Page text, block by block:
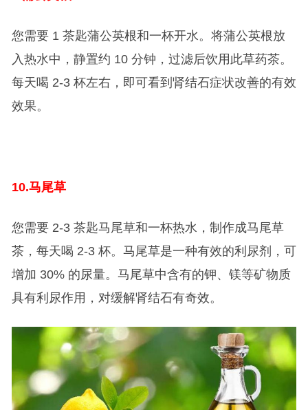
您需要 1 茶匙蒲公英根和一杯开水。将蒲公英根放
入热水中，静置约 10 分钟，过滤后饮用此草药茶。
每天喝 2-3 杯左右，即可看到肾结石症状改善的有效
效果。
10.马尾草
您需要 2-3 茶匙马尾草和一杯热水，制作成马尾草
茶，每天喝 2-3 杯。马尾草是一种有效的利尿剂，可
增加 30% 的尿量。马尾草中含有的钾、镁等矿物质
具有利尿作用，对缓解肾结石有奇效。